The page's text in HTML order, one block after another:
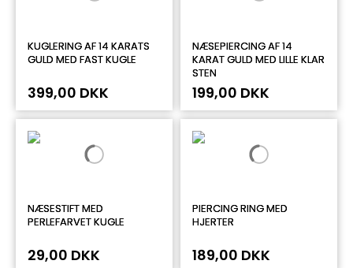
KUGLERING AF 14 KARATS
GULD MED FAST KUGLE
399,00 DKK
NÆSEPIERCING AF 14
KARAT GULD MED LILLE KLAR
STEN
199,00 DKK
NÆSESTIFT MED
PERLEFARVET KUGLE
29,00 DKK
PIERCING RING MED
HJERTER
189,00 DKK